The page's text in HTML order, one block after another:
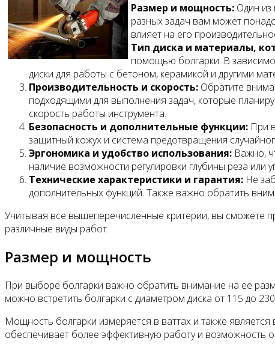
Размер и мощность: Один из
разных задач вам может
влияет на его
Тип диска и материалы,
помощью болгарки. В
диски для работы с бетоном, керамикой и другими
Производительность и скорость: Обратите
подходящими для выполнения задач, которые
скорость работы инструмента.
Безопасность и дополнительные функции: При
защитный кожух и система предотвращения
Эргономика и удобство использования: Важно,
наличие возможности регулировки глубины реза
Технические характеристики и гарантия: Не
дополнительных функций. Также важно обратить
Учитывая все вышеперечисленные критерии, вы сможете
различные виды работ.
Размер и мощность
При выборе болгарки важно обратить внимание на ее
можно встретить болгарки с диаметром диска от 115 до
Мощность болгарки измеряется в ваттах и также
обеспечивает более эффективную работу и возможность